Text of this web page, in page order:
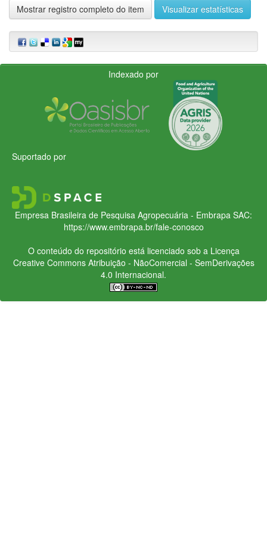
Mostrar registro completo do item Visualizar estatísticas
Indexado por
Suportado por
Empresa Brasileira de Pesquisa Agropecuária - Embrapa SAC:
https://www.embrapa.br/fale-conosco
O conteúdo do repositório está licenciado sob a Licença
Creative CommonsAtribuição - NãoComercial - SemDerivações
4.0 Internacional.